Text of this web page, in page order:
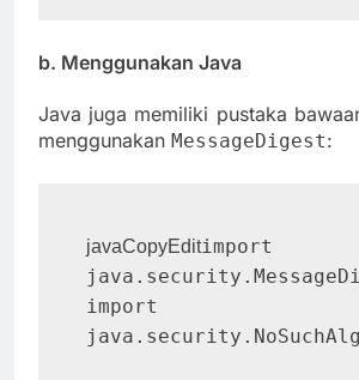
b. Menggunakan Java
Java juga memiliki pustaka
menggunakan MessageDigest:
javaCopyEditimport
import